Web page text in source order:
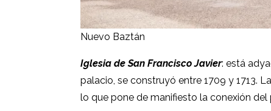
Nuevo Baztán
Iglesia de San Francisco Javier: está
palacio, se construyó entre 1709 y 1713.
lo que pone de manifiesto la conexión del